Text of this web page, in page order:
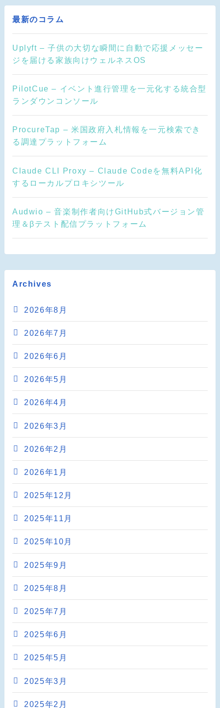
最新のコラム
Uplyft – 子供の大切な瞬間に自動で応援メッセー
ジを届ける家族向けウェルネスOS
PilotCue – イベント進行管理を一元化する統合型
ランダウンコンソール
ProcureTap – 米国政府入札情報を一元検索でき
る調達プラットフォーム
Claude CLI Proxy – Claude Codeを無料API化
するローカルプロキシツール
Audwio – 音楽制作者向けGitHub式バージョン管
理＆βテスト配信プラットフォーム
Archives
2026年8月
2026年7月
2026年6月
2026年5月
2026年4月
2026年3月
2026年2月
2026年1月
2025年12月
2025年11月
2025年10月
2025年9月
2025年8月
2025年7月
2025年6月
2025年5月
2025年3月
2025年2月